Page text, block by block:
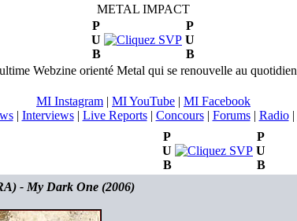
METAL IMPACT
P
U
B
P
U
B
Webzine orienté Metal qui se renouvelle au quotidien
MI Instagram | MI YouTube | MI Facebook
| Interviews| Live Reports| Concours| Forums| Radio|
P
U
B
P
U
B
- My Dark One (2006)